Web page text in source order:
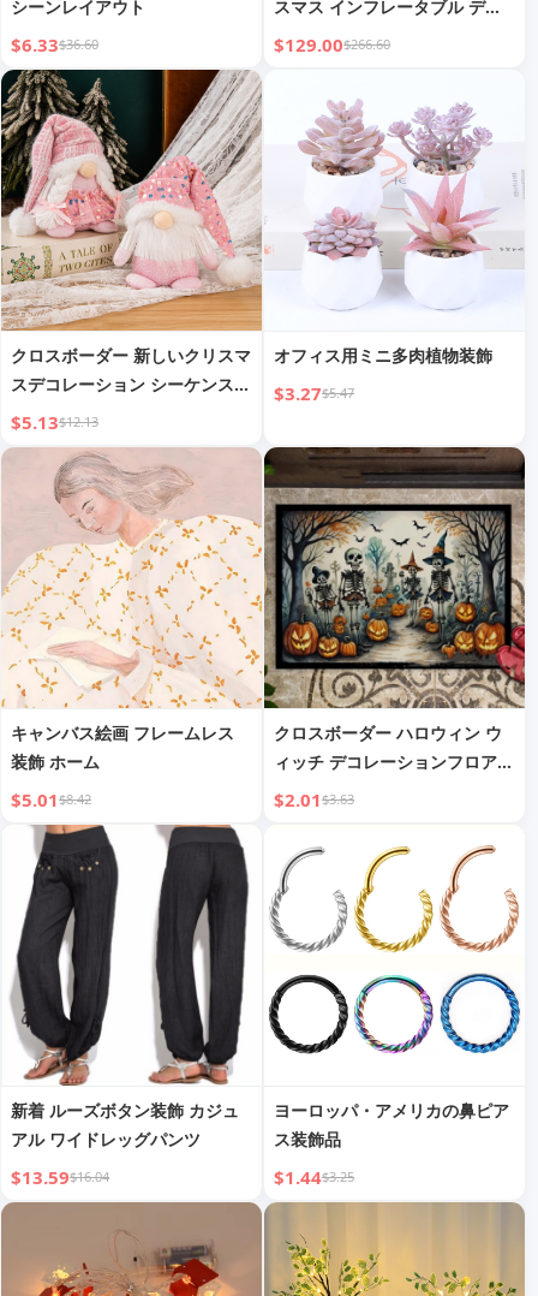
シーンレイアウト
$6.33$36.60
スマス インフレータブル デコ
レーション
$129.00$266.60
クロスボーダー 新しいクリスマ
スデコレーション シーケンスカ
ップルニットハット ゴ gnome
ルドルフ クリスマスギフトデコ
レーションオーナメント
$5.13$12.13
オフィス用ミニ多肉植物装飾
$3.27$5.47
キャンバス絵画 フレームレス
装飾 ホーム
$5.01$8.42
クロスボーダー ハロウィン ウ
ィッチ デコレーションフロアマ
ット ホームエントランス 耐摩
室 快適フットパッド
$2.01$3.63
新着 ルーズボタン装飾 カジュ
アル ワイドレッグパンツ
$13.59$16.04
ヨーロッパ・アメリカの鼻ピア
ス装飾品
$1.44$3.25